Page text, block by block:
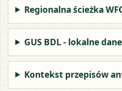
Regionalna ścieżka
GUS BDL - lokalne
Kontekst przepisów